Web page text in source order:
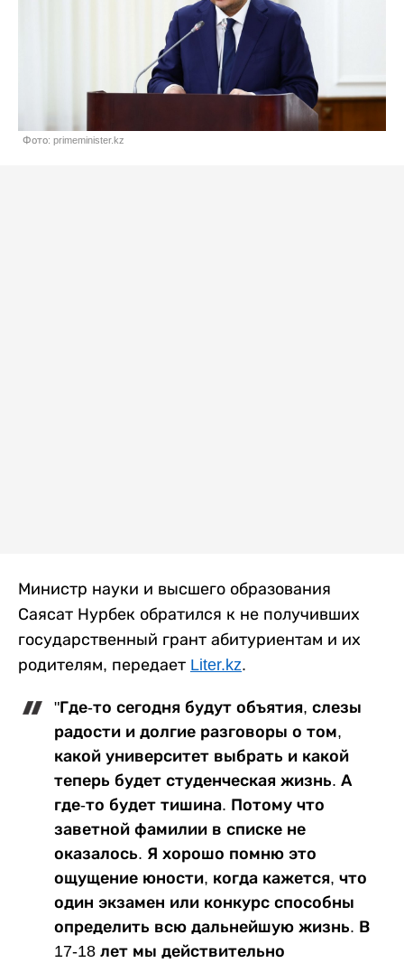
Фото: primeminister.kz
Министр науки и высшего образования
Саясат Нурбек обратился к не получивших
государственный грант абитуриентам и их
родителям, передает Liter.kz.
"Где-то сегодня будут объятия, слезы
радости и долгие разговоры о том,
какой университет выбрать и какой
теперь будет студенческая жизнь. А
где-то будет тишина. Потому что
заветной фамилии в списке не
оказалось. Я хорошо помню это
ощущение юности, когда кажется, что
один экзамен или конкурс способны
определить всю дальнейшую жизнь. В
17-18 лет мы действительно